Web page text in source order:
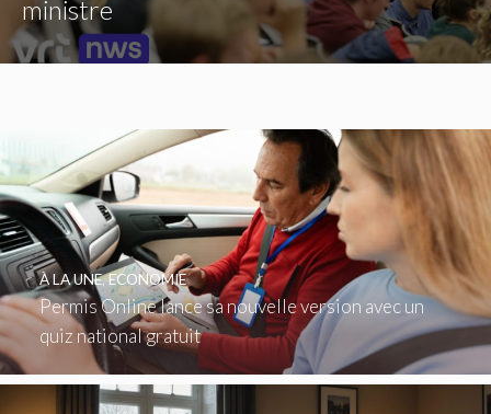
ministre
Permis Online lance sa nouvelle version avec un
quiz national gratuit
À LA UNE,ECONOMIE